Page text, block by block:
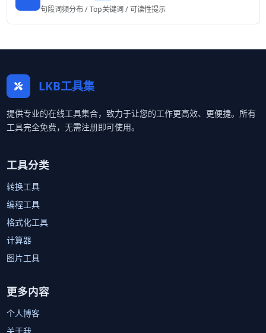
句段词频分布 / Top关键词 / 可读性提示
LKB工具集
提供专业的在线工具集合，致力于让您的工作更高效、更便捷。所有
工具完全免费，无需注册即可使用。
工具分类
转换工具
编程工具
格式化工具
计算器
图片工具
更多内容
个人博客